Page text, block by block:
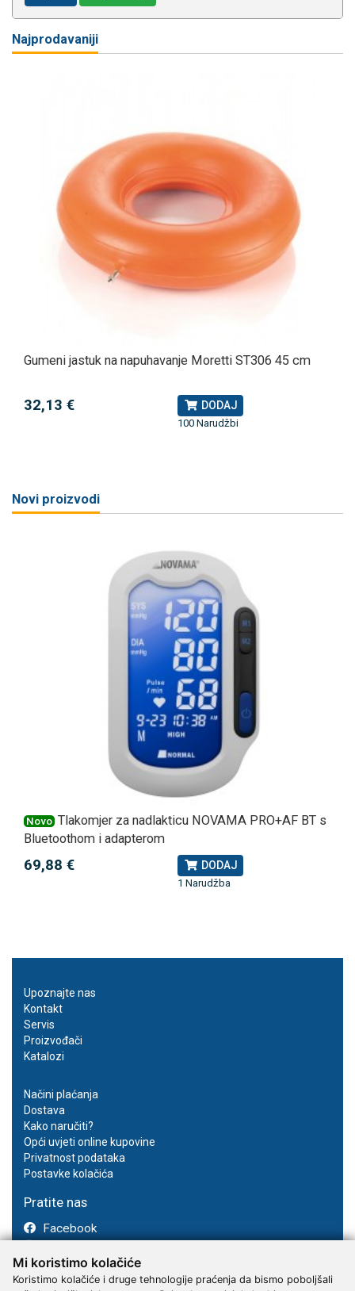
Mi koristimo kolačiće
Koristimo kolačiće i druge tehnologije praćenja da bismo poboljšali
Najprodavaniji
Gumeni jastuk na napuhavanje Moretti ST306 45 cm
32,13 € DODAJ
100 Narudžbi
Novi proizvodi
Novo Tlakomjer za nadlakticu NOVAMA PRO+AF BT s
Bluetoothom i adapterom
69,88 € DODAJ
1 Narudžba
Upoznajte nas
Kontakt
Servis
Proizvođači
Katalozi
Načini plaćanja
Dostava
Kako naručiti?
Opći uvjeti online kupovine
Privatnost podataka
Postavke kolačića
Pratite nas
Facebook
Youtube